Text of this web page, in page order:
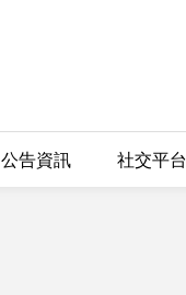
公告資訊 社交平台